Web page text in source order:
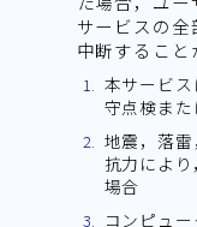
サービスの
中断すること
本サービ
守点検ま
地震，落
抗力によ
場合
コンピュ